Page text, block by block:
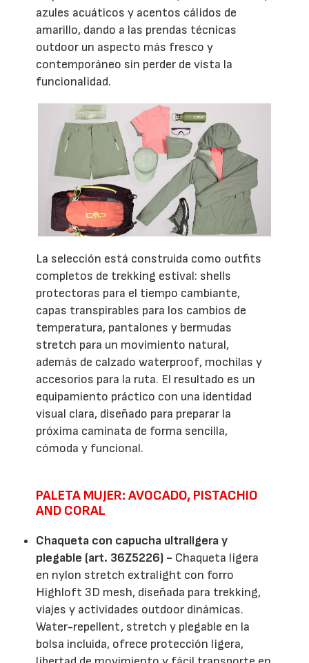
azules acuáticos y acentos cálidos de
amarillo, dando a las prendas técnicas
outdoor un aspecto más fresco y
contemporáneo sin perder de vista la
funcionalidad.
La selección está construida como outfits
completos de trekking estival: shells
protectoras para el tiempo cambiante,
capas transpirables para los cambios de
temperatura, pantalones y bermudas
stretch para un movimiento natural,
además de calzado waterproof, mochilas y
accesorios para la ruta. El resultado es un
equipamiento práctico con una identidad
visual clara, diseñado para preparar la
próxima caminata de forma sencilla,
cómoda y funcional.
PALETA MUJER: AVOCADO, PISTACHIO
AND CORAL
Chaqueta con capucha ultraligera y
plegable (art. 36Z5226) - Chaqueta ligera
en nylon stretch extralight con forro
Highloft 3D mesh, diseñada para trekking,
viajes y actividades outdoor dinámicas.
Water-repellent, stretch y plegable en la
bolsa incluida, ofrece protección ligera,